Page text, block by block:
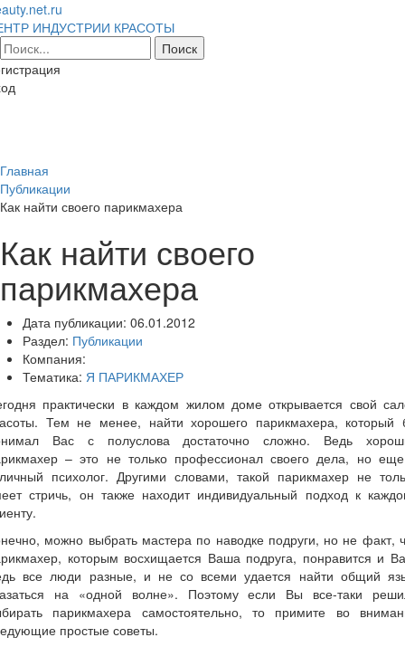
ИНДУСТРИИ КРАСОТЫ
Главная
Публикации
Как найти своего парикмахера
Как найти своего
парикмахера
Дата публикации: 06.01.2012
Раздел: Публикации
Компания:
Тематика: Я ПАРИКМАХЕР
практически в каждом жилом доме открывается свой
Тем не менее, найти хорошего парикмахера, который
Вас с полуслова достаточно сложно. Ведь
– это не только профессионал своего дела, но
психолог. Другими словами, такой парикмахер не
стричь, он также находит индивидуальный подход к
можно выбрать мастера по наводке подруги, но не факт,
которым восхищается Ваша подруга, понравится и
все люди разные, и не со всеми удается найти общий
на «одной волне». Поэтому если Вы все-таки
парикмахера самостоятельно, то примите во
простые советы.